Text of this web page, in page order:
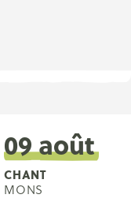
09 août
CHANT
MONS